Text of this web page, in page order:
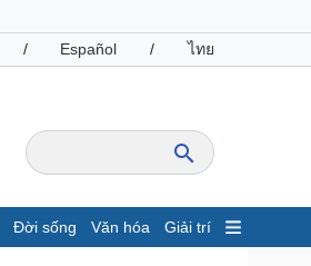
/ Español / ไทย
Đời sống Văn hóa Giải trí